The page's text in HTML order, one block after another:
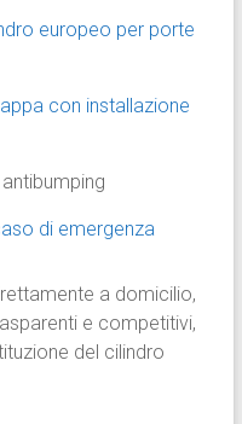
europeo per porte
con installazione
di emergenza
a domicilio,
e competitivi,
del cilindro